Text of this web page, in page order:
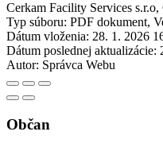
Cerkam Facility Services
Typ súboru: PDF dokument,
Dátum vloženia: 28. 1. 2026
Dátum poslednej aktualizácie:
Autor: Správca Webu
Občan